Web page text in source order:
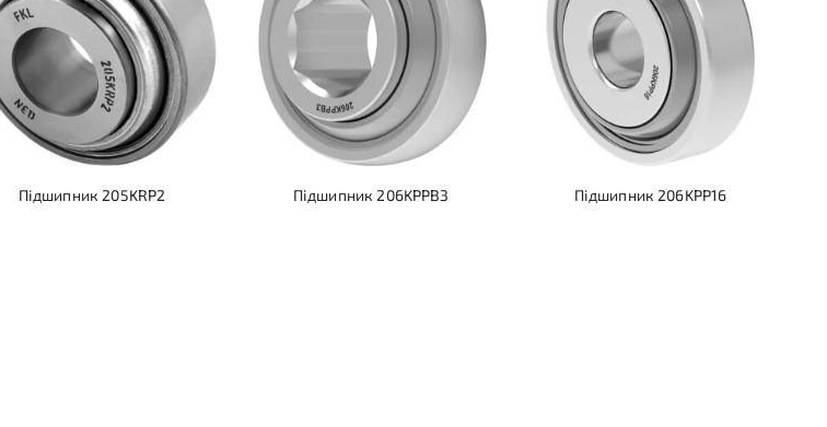
Підшипник 205KRP2 Підшипник 206KPPB3 Підшипник 206KPP16